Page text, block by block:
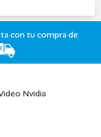
con tu compra de
Nvidia